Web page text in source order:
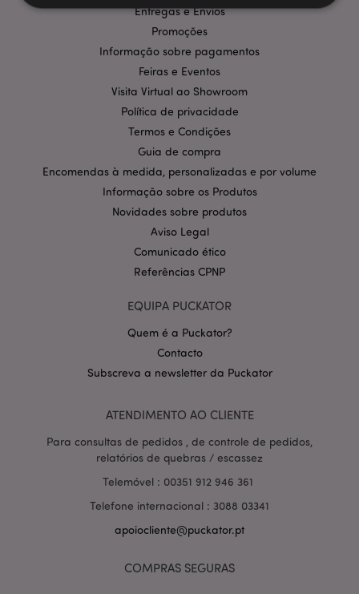
Entregas e Envios
Promoções
Informação sobre pagamentos
Feiras e Eventos
Visita Virtual ao Showroom
Política de privacidade
Termos e Condições
Guia de compra
Encomendas à medida, personalizadas e por volume
Informação sobre os Produtos
Novidades sobre produtos
Aviso Legal
Comunicado ético
Referências CPNP
EQUIPA PUCKATOR
Quem é a Puckator?
Contacto
Subscreva a newsletter da Puckator
ATENDIMENTO AO CLIENTE
Para consultas de pedidos , de controle de pedidos,
relatórios de quebras / escassez
Telemóvel : 00351 912 946 361
Telefone internacional : 3088 03341
apoiocliente@puckator.pt
COMPRAS SEGURAS
Estritamente necessários
Os cookies estritamente necessários permitem
funcionalidades centrais do website, tais como login
de utilizador e gestão de conta. O sítio web não
pode ser utilizado correctamente sem os cookies
Nome
Provider/
Domínio
PHPSESSID
PHP.net
Política de Privacidade da